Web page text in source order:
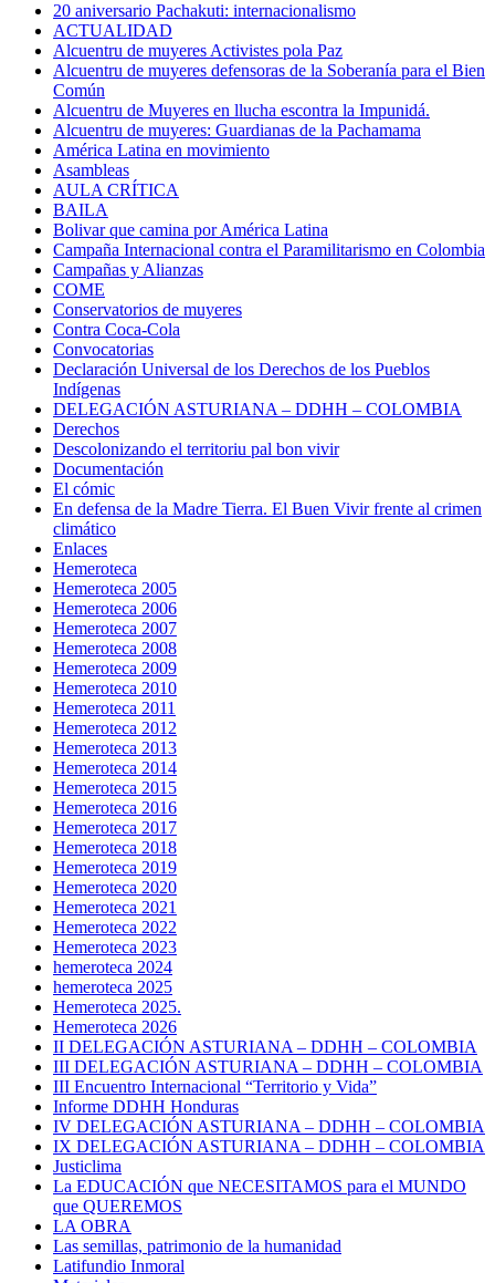
20 aniversario Pachakuti: internacionalismo
ACTUALIDAD
Alcuentru de muyeres Activistes pola Paz
Alcuentru de muyeres defensoras de la Soberanía para el Bien
Común
Alcuentru de Muyeres en llucha escontra la Impunidá.
Alcuentru de muyeres: Guardianas de la Pachamama
América Latina en movimiento
Asambleas
AULA CRÍTICA
BAILA
Bolivar que camina por América Latina
Campaña Internacional contra el Paramilitarismo en Colombia
Campañas y Alianzas
COME
Conservatorios de muyeres
Contra Coca-Cola
Convocatorias
Declaración Universal de los Derechos de los Pueblos
Indígenas
DELEGACIÓN ASTURIANA – DDHH – COLOMBIA
Derechos
Descolonizando el territoriu pal bon vivir
Documentación
El cómic
En defensa de la Madre Tierra. El Buen Vivir frente al crimen
climático
Enlaces
Hemeroteca
Hemeroteca 2005
Hemeroteca 2006
Hemeroteca 2007
Hemeroteca 2008
Hemeroteca 2009
Hemeroteca 2010
Hemeroteca 2011
Hemeroteca 2012
Hemeroteca 2013
Hemeroteca 2014
Hemeroteca 2015
Hemeroteca 2016
Hemeroteca 2017
Hemeroteca 2018
Hemeroteca 2019
Hemeroteca 2020
Hemeroteca 2021
Hemeroteca 2022
Hemeroteca 2023
hemeroteca 2024
hemeroteca 2025
Hemeroteca 2025.
Hemeroteca 2026
II DELEGACIÓN ASTURIANA – DDHH – COLOMBIA
III DELEGACIÓN ASTURIANA – DDHH – COLOMBIA
III Encuentro Internacional “Territorio y Vida”
Informe DDHH Honduras
IV DELEGACIÓN ASTURIANA – DDHH – COLOMBIA
IX DELEGACIÓN ASTURIANA – DDHH – COLOMBIA
Justiclima
La EDUCACIÓN que NECESITAMOS para el MUNDO
que QUEREMOS
LA OBRA
Las semillas, patrimonio de la humanidad
Latifundio Inmoral